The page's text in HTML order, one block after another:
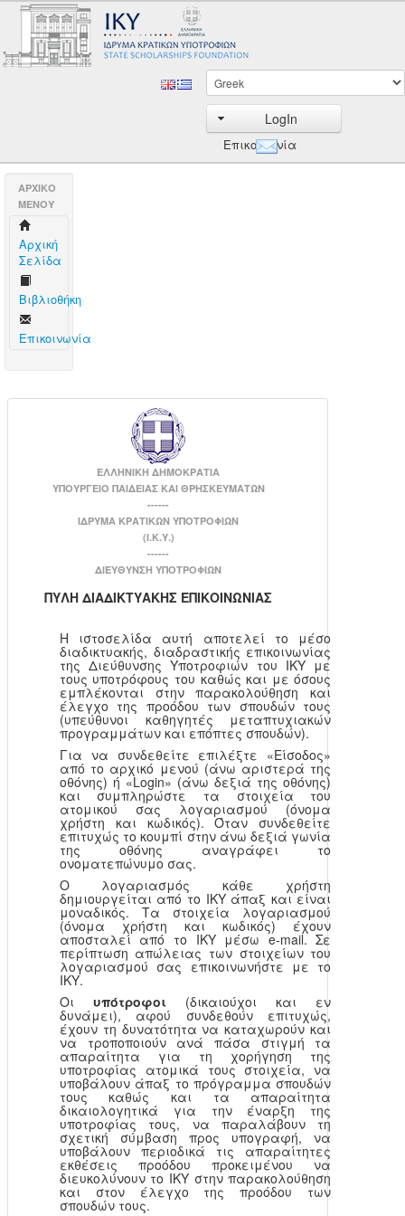
LogIn
Επικοινωνία
AΡΧΙΚΟ
ΜΕΝΟΥ
Aρχική
Σελίδα
Βιβλιοθήκη
Επικοινωνία
ΕΛΛΗΝΙΚΗ ΔΗΜΟΚΡΑΤΙΑ
ΥΠΟΥΡΓΕΙΟ ΠΑΙΔΕΙΑΣ ΚΑΙ ΘΡΗΣΚΕΥΜΑΤΩΝ
------
ΙΔΡΥΜΑ ΚΡΑΤΙΚΩΝ ΥΠΟΤΡΟΦΙΩΝ
(Ι.Κ.Υ.)
------
ΔΙΕΥΘΥΝΣΗ ΥΠΟΤΡΟΦΙΩΝ
ΠΥΛΗ ΔΙΑΔΙΚΤΥΑΚΗΣ ΕΠΙΚΟΙΝΩΝΙΑΣ
Η ιστοσελίδα αυτή αποτελεί το μέσο
διαδικτυακής, διαδραστικής επικοινωνίας
της Διεύθυνσης Υποτροφιών του ΙΚΥ με
τους υποτρόφους του καθώς και με όσους
εμπλέκονται στην παρακολούθηση και
έλεγχο της προόδου των σπουδών τους
(υπεύθυνοι καθηγητές μεταπτυχιακών
προγραμμάτων και επόπτες σπουδών).
Για να συνδεθείτε επιλέξτε «Είσοδος»
από το αρχικό μενού (άνω αριστερά της
οθόνης) ή «Login» (άνω δεξιά της οθόνης)
και συμπληρώστε τα στοιχεία του
ατομικού σας λογαριασμού (όνομα
χρήστη και κωδικός). Όταν συνδεθείτε
επιτυχώς το κουμπί στην άνω δεξιά γωνία
της οθόνης αναγράφει το
ονοματεπώνυμο σας.
Ο λογαριασμός κάθε χρήστη
δημιουργείται από το ΙΚΥ άπαξ και είναι
μοναδικός. Τα στοιχεία λογαριασμού
(όνομα χρήστη και κωδικός) έχουν
αποσταλεί από το ΙΚΥ μέσω e-mail. Σε
περίπτωση απώλειας των στοιχείων του
λογαριασμού σας επικοινωνήστε με το
ΙΚΥ.
Οι υπότροφοι(δικαιούχοι και εν
δυνάμει), αφού συνδεθούν επιτυχώς,
έχουν τη δυνατότητα να καταχωρούν και
να τροποποιούν ανά πάσα στιγμή τα
απαραίτητα για τη χορήγηση της
υποτροφίας ατομικά τους στοιχεία, να
υποβάλουν άπαξ το πρόγραμμα σπουδών
τους καθώς και τα απαραίτητα
δικαιολογητικά για την έναρξη της
υποτροφίας τους, να παραλάβουν τη
σχετική σύμβαση προς υπογραφή, να
υποβάλουν περιοδικά τις απαραίτητες
εκθέσεις προόδου προκειμένου να
διευκολύνουν το ΙΚΥ στην παρακολούθηση
και στον έλεγχο της προόδου των
σπουδών τους.